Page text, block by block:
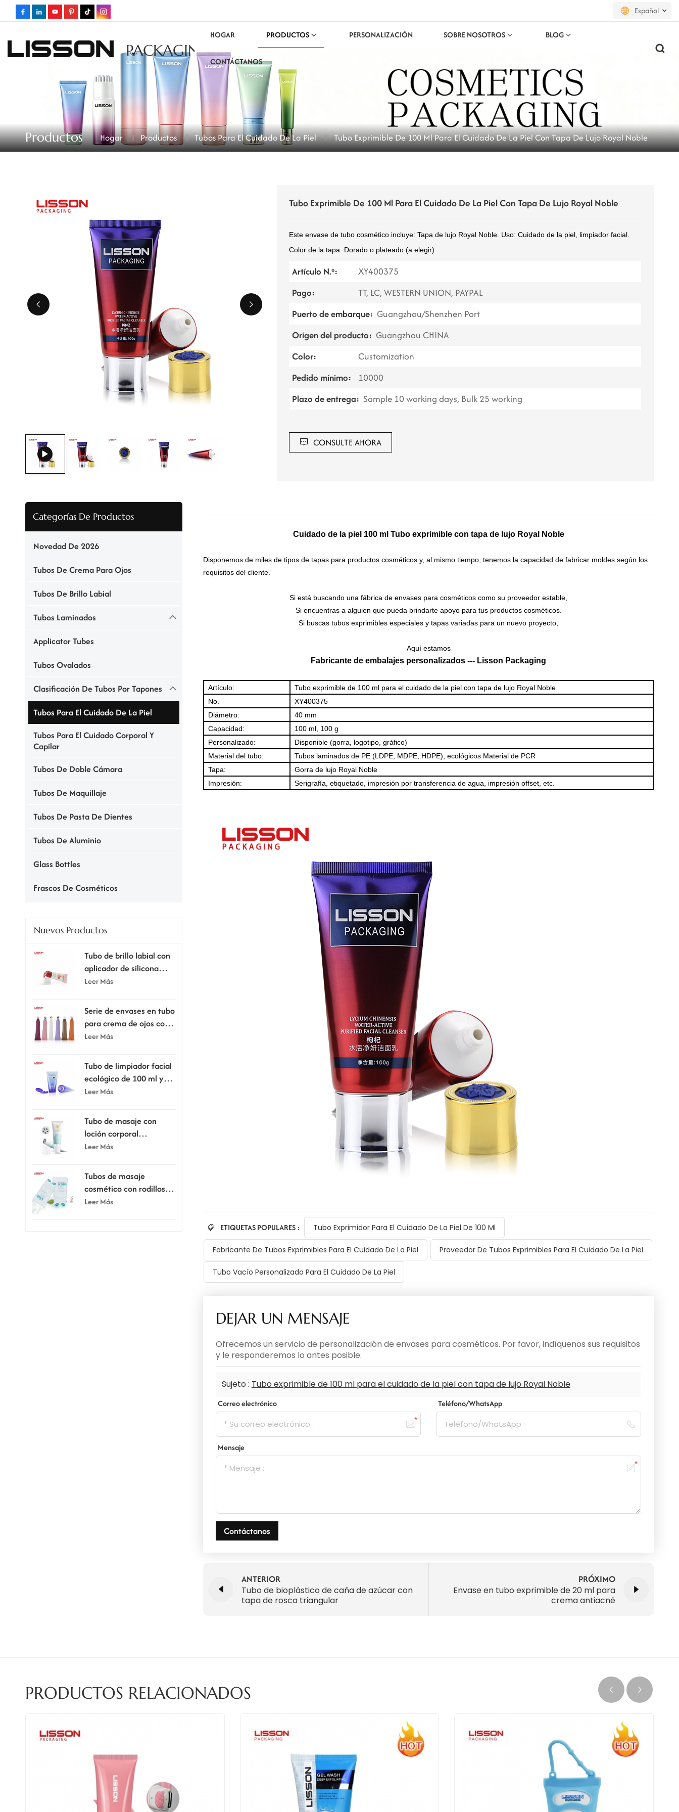
Español
русский
español
português
ไทย
PACKAGING
HOGAR PRODUCTOS PERSONALIZACIÓN SOBRE NOSOTROS BLOG
CONTÁCTANOS
Productos Hogar Productos Tubos Para El Cuidado De La Piel Tubo Exprimible De 100 Ml Para El Cuidado De La Piel Con Tapa De Lujo Royal Noble
Tubo Exprimible De 100 Ml Para El Cuidado De La Piel Con Tapa De Lujo Royal Noble
Este envase de tubo cosmético incluye: Tapa de lujo Royal Noble. Uso: Cuidado de la piel, limpiador facial.
Color de la tapa: Dorado o plateado (a elegir).
Artículo N.º:
XY400375
Pago:
TT, LC, WESTERN UNION, PAYPAL
Puerto de embarque: Guangzhou/Shenzhen Port
Origen del producto: Guangzhou CHINA
Color:
Customization
Pedido mínimo:
10000
Plazo de entrega: Sample 10 working days, Bulk 25 working
CONSULTE AHORA
Categorías De Productos
Novedad De 2026
Tubos De Crema Para Ojos
Tubos De Brillo Labial
Tubos Laminados
Applicator Tubes
Tubos Ovalados
Clasificación De Tubos Por Tapones
Tubos Para El Cuidado De La Piel
Tubos Para El Cuidado Corporal Y
Capilar
Tubos De Doble Cámara
Tubos De Maquillaje
Tubos De Pasta De Dientes
Tubos De Aluminio
Glass Bottles
Frascos De Cosméticos
Nuevos Productos
Tubo de brillo labial con
aplicador de silicona
supersuave.
Leer Más
Serie de envases en tubo
para crema de ojos con
cabezal aplicador
Leer Más
Tubo de limpiador facial
ecológico de 100 ml y
120 ml con tapa
Leer Más
Tubo de masaje con
loción corporal
raspadora de 80 ml y
Leer Más
Tubos de masaje
cosmético con rodillos
dobles de silicona de 150
Leer Más
Cuidado de la piel 100 ml Tubo exprimible con tapa de lujo Royal Noble
Disponemos de miles de tipos de tapas para productos cosméticos y, al mismo tiempo, tenemos la capacidad de fabricar moldes según los
requisitos del cliente.
Si está buscando una fábrica de envases para cosméticos como su proveedor estable,
Si encuentras a alguien que pueda brindarte apoyo para tus productos cosméticos.
Si buscas tubos exprimibles especiales y tapas variadas para un nuevo proyecto,
Aquí estamos
Fabricante de embalajes personalizados --- Lisson Packaging
Artículo:
Tubo exprimible de 100 ml para el cuidado de la piel con tapa de lujo Royal Noble
No.
XY400375
Diámetro:
40 mm
Capacidad:
100 ml, 100 g
Personalizado:
Disponible (gorra, logotipo, gráfico)
Material del tubo:
Tubos laminados de PE (LDPE, MDPE, HDPE), ecológicos Material de PCR
Tapa:
Gorra de lujo Royal Noble
Impresión:
Serigrafía, etiquetado, impresión por transferencia de agua, impresión offset, etc.
ETIQUETAS POPULARES : Tubo Exprimidor Para El Cuidado De La Piel De 100 Ml
Fabricante De Tubos Exprimibles Para El Cuidado De La Piel Proveedor De Tubos Exprimibles Para El Cuidado De La Piel
Tubo Vacío Personalizado Para El Cuidado De La Piel
DEJAR UN MENSAJE
Ofrecemos un servicio de personalización de envases para cosméticos. Por favor, indíquenos sus requisitos
y le responderemos lo antes posible.
Sujeto : Tubo exprimible de 100 ml para el cuidado de la piel con tapa de lujo Royal Noble
Correo electrónico Teléfono/WhatsApp
Mensaje
Contáctanos
ANTERIOR
Tubo de bioplástico de caña de azúcar con
tapa de rosca triangular
PRÓXIMO
Envase en tubo exprimible de 20 ml para
crema antiacné
PRODUCTOS RELACIONADOS